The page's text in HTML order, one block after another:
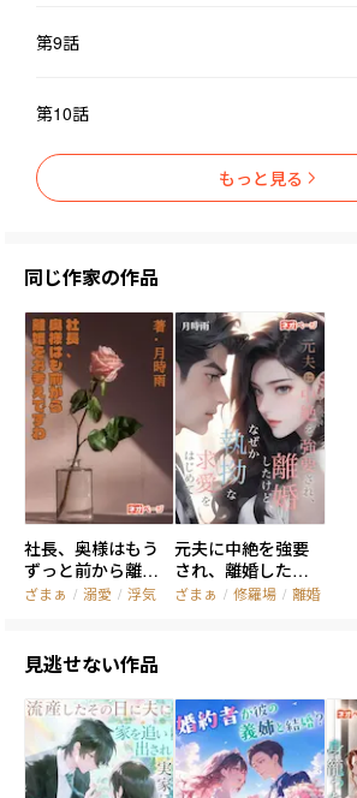
第9話
第10話
もっと見る
同じ作家の作品
社長、奥様はもう
ずっと前から離婚
をお考えですわ
ざまぁ / 溺愛 / 浮気
元夫に中絶を強要
され、離婚したけ
ど、なぜか執拗な求
ざまぁ / 修羅場 / 離婚
見逃せない作品